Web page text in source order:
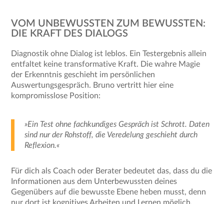
VOM UNBEWUSSTEN ZUM BEWUSSTEN:
DIE KRAFT DES DIALOGS
Diagnostik ohne Dialog ist leblos. Ein Testergebnis allein
entfaltet keine transformative Kraft. Die wahre Magie
der Erkenntnis geschieht im persönlichen
Auswertungsgespräch. Bruno vertritt hier eine
kompromisslose Position:
»Ein Test ohne fachkundiges Gespräch ist Schrott. Daten
sind nur der Rohstoff, die Veredelung geschieht durch
Reflexion.«
Für dich als Coach oder Berater bedeutet das, dass du die
Informationen aus dem Unterbewussten deines
Gegenübers auf die bewusste Ebene heben musst, denn